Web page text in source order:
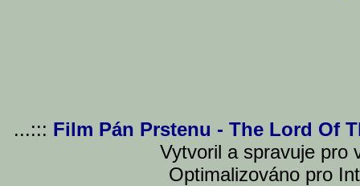
...::: Film Pán Prstenu - The Lord Of
Vytvoril a spravuje pro
Optimalizováno pro